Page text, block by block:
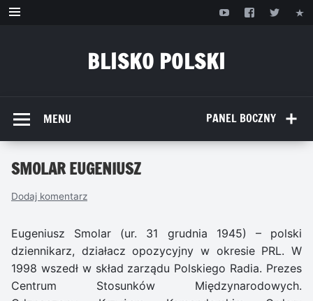
Przejdź
BLISKO POLSKI
PANEL BOCZNY
MENU
SMOLAR EUGENIUSZ
Dodaj komentarz
Eugeniusz Smolar (ur. 31 grudnia 1945) – polski
dziennikarz, działacz opozycyjny w okresie PRL. W
1998 wszedł w skład zarządu Polskiego Radia. Prezes
Centrum Stosunków Międzynarodowych.